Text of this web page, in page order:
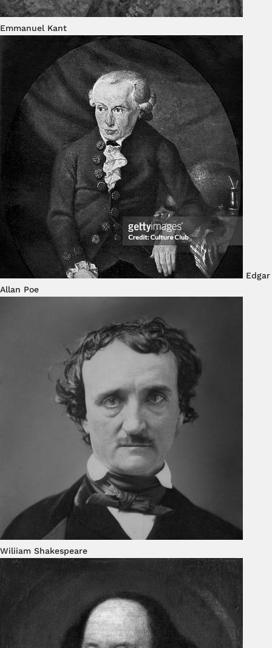
Emmanuel Kant
Edgar
Allan Poe
Wiliiam Shakespeare